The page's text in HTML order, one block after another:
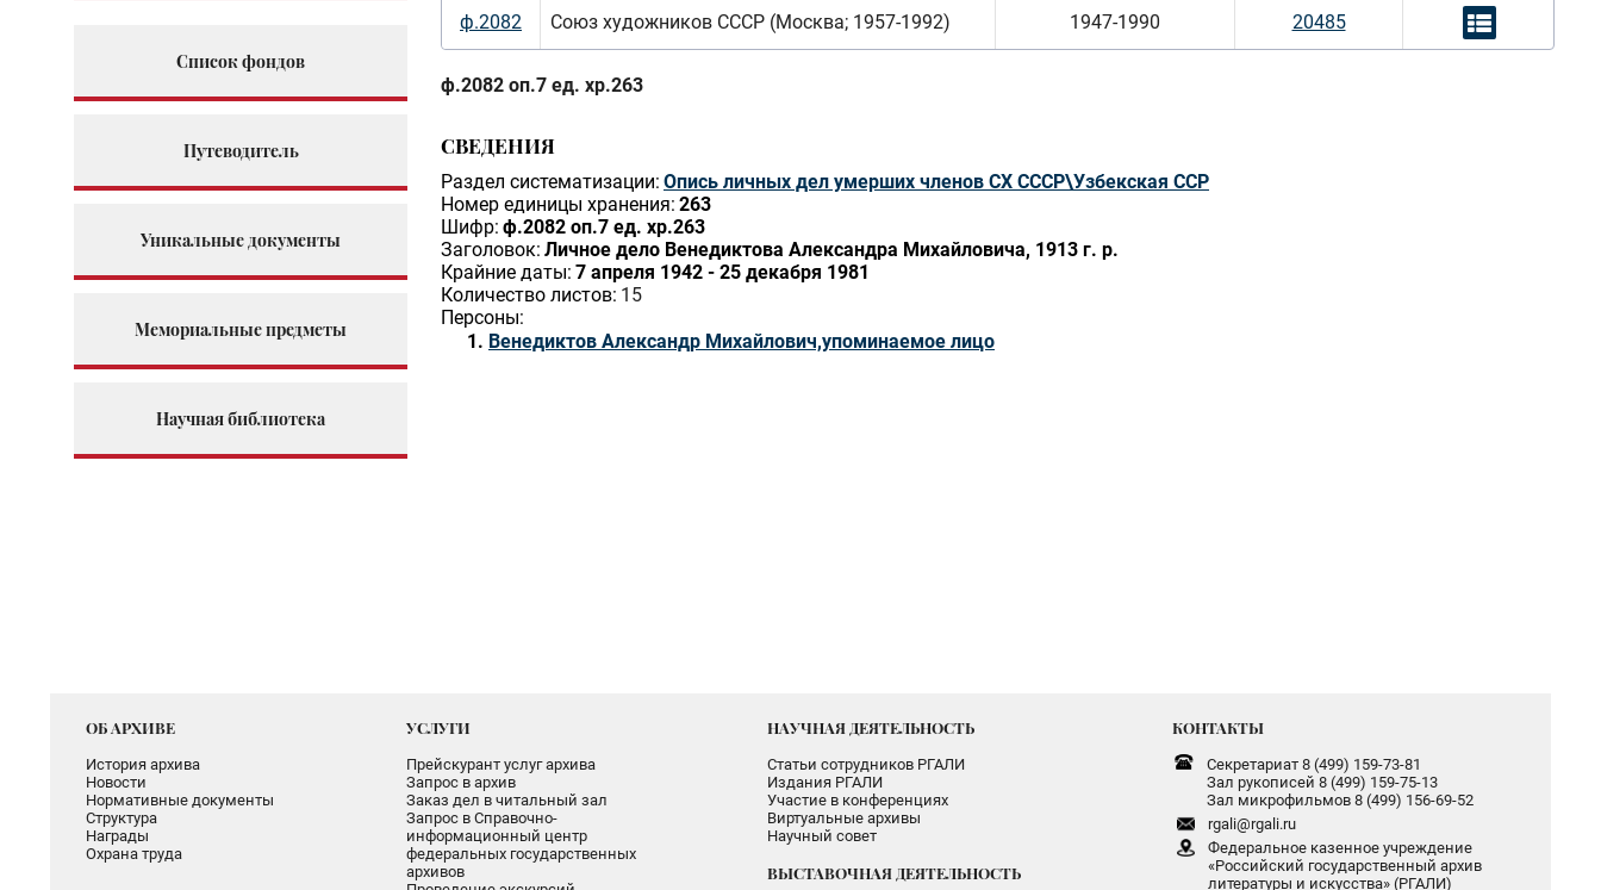
Список фондов
Путеводитель
Уникальные документы
Мемориальные предметы
Научная библиотека
ф.2082
Союз художников СССР (Москва; 1957-1992) 1947-1990 20485
ф.2082 оп.7 ед. хр.263
СВЕДЕНИЯ
Раздел систематизации: Опись личных дел умерших членов СХ СССР\Узбекская ССР
Номер единицы хранения: 263
Шифр: ф.2082 оп.7 ед. хр.263
Заголовок: Личное дело Венедиктова Александра Михайловича, 1913 г. р.
Крайние даты: 7 апреля 1942 - 25 декабря 1981
Количество листов: 15
Персоны:
Венедиктов Александр Михайлович,упоминаемое лицо
ОБ АРХИВЕ
История архива
Новости
Нормативные документы
Структура
Награды
Охрана труда
УСЛУГИ
Прейскурант услуг архива
Запрос в архив
Заказ дел в читальный зал
Запрос в Справочно-
информационный центр
федеральных государственных
архивов
НАУЧНАЯ ДЕЯТЕЛЬНОСТЬ
Статьи сотрудников РГАЛИ
Издания РГАЛИ
Участие в конференциях
Виртуальные архивы
Научный совет
ВЫСТАВОЧНАЯ ДЕЯТЕЛЬНОСТЬ
КОНТАКТЫ
Секретариат 8 (499) 159-73-81
Зал рукописей 8 (499) 159-75-13
Зал микрофильмов 8 (499) 156-69-52
rgali@rgali.ru
Федеральное казенное учреждение
«Российский государственный архив
литературы и искусства» (РГАЛИ)